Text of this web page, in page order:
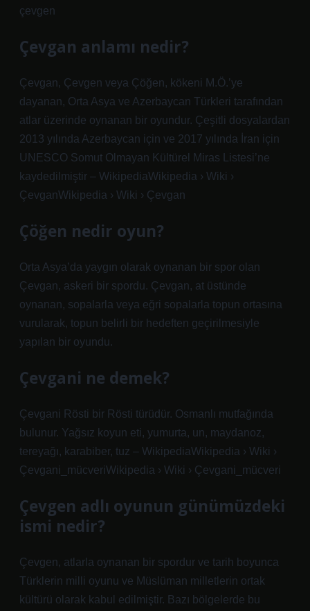
çevgen
Çevgan anlamı nedir?
Çevgan, Çevgen veya Çöğen, kökeni M.Ö.’ye
dayanan, Orta Asya ve Azerbaycan Türkleri tarafından
atlar üzerinde oynanan bir oyundur. Çeşitli dosyalardan
2013 yılında Azerbaycan için ve 2017 yılında İran için
UNESCO Somut Olmayan Kültürel Miras Listesi’ne
kaydedilmiştir – WikipediaWikipedia › Wiki ›
ÇevganWikipedia › Wiki › Çevgan
Çöğen nedir oyun?
Orta Asya’da yaygın olarak oynanan bir spor olan
Çevgan, askeri bir spordu. Çevgan, at üstünde
oynanan, sopalarla veya eğri sopalarla topun ortasına
vurularak, topun belirli bir hedeften geçirilmesiyle
yapılan bir oyundu.
Çevgani ne demek?
Çevgani Rösti bir Rösti türüdür. Osmanlı mutfağında
bulunur. Yağsız koyun eti, yumurta, un, maydanoz,
tereyağı, karabiber, tuz – WikipediaWikipedia › Wiki ›
Çevgani_mücveriWikipedia › Wiki › Çevgani_mücveri
Çevgen adlı oyunun günümüzdeki
ismi nedir?
Çevgen, atlarla oynanan bir spordur ve tarih boyunca
Türklerin milli oyunu ve Müslüman milletlerin ortak
kültürü olarak kabul edilmiştir. Bazı bölgelerde bu